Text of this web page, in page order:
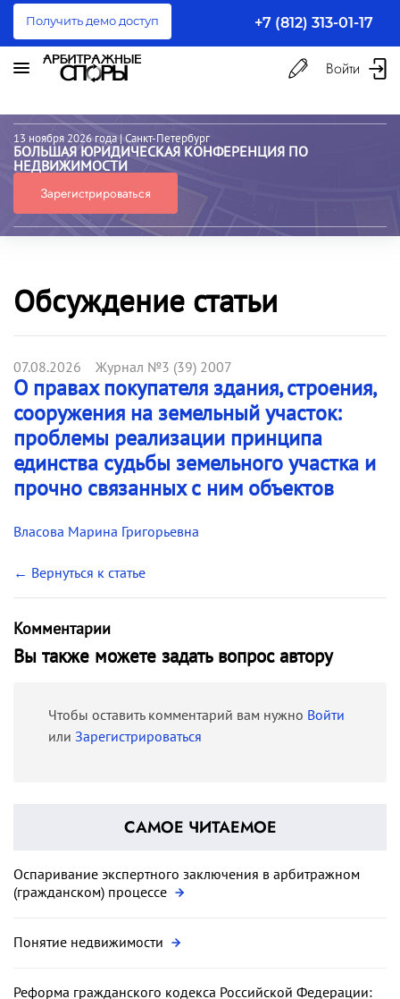
Получить демо доступ +7 (812) 313-01-17
Войти
13 ноября 2026 года | Санкт-Петербург
БОЛЬШАЯ ЮРИДИЧЕСКАЯ КОНФЕРЕНЦИЯ ПО
НЕДВИЖИМОСТИ
Зарегистрироваться
Обсуждение статьи
07.08.2026 Журнал №3 (39) 2007
О правах покупателя здания, строения,
сооружения на земельный участок:
проблемы реализации принципа
единства судьбы земельного участка и
прочно связанных с ним объектов
Власова Марина Григорьевна
← Вернуться к статье
Комментарии
Вы также можете задать вопрос автору
Чтобы оставить комментарий вам нужно Войти
или Зарегистрироваться
САМОЕ ЧИТАЕМОЕ
Оспаривание экспертного заключения в арбитражном
(гражданском) процессе
Понятие недвижимости
Реформа гражданского кодекса Российской Федерации: